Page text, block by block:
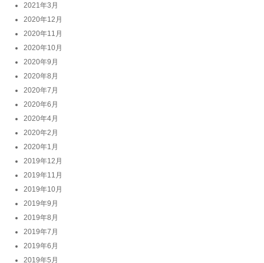
2021年3月
2020年12月
2020年11月
2020年10月
2020年9月
2020年8月
2020年7月
2020年6月
2020年4月
2020年2月
2020年1月
2019年12月
2019年11月
2019年10月
2019年9月
2019年8月
2019年7月
2019年6月
2019年5月